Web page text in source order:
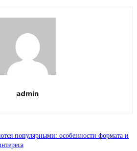
admin
популярными: особенности формата и